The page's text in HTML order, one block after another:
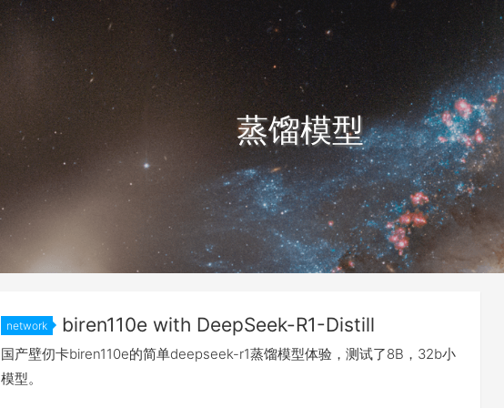
蒸馏模型
network biren110e with DeepSeek-R1-Distill
国产壁仞卡biren110e的简单deepseek-r1蒸馏模型体验，测试了8B，32b小
模型。